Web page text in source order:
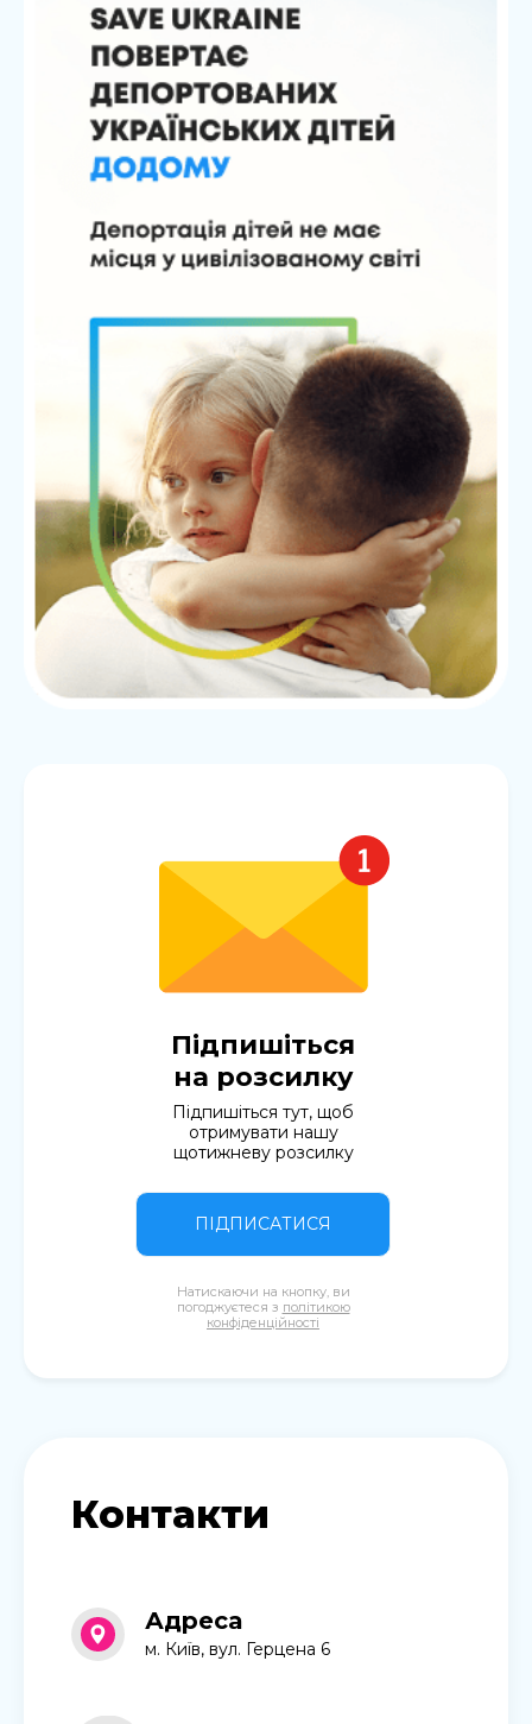
Підпишіться
на розсилку
Підпишіться тут, щоб
отримувати нашу
щотижневу розсилку
ПІДПИСАТИСЯ
Натискаючи на кнопку, ви
погоджуєтеся з політикою
конфіденційності
Контакти
Адреса
м. Київ, вул. Герцена 6